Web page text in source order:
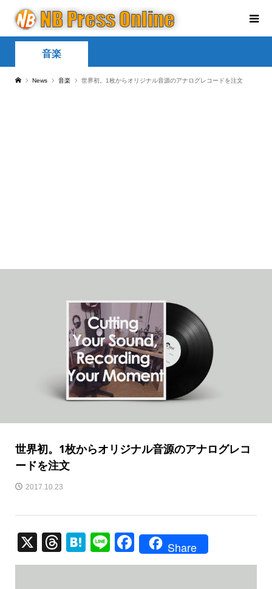
音楽
News 音楽 世界初。1枚からオリジナル音源のアナログレコードを注文
世界初。1枚からオリジナル音源のアナログレコ
ードを注文
2017.10.23
X
T
hr
H
at
Li
n
F
a
Share